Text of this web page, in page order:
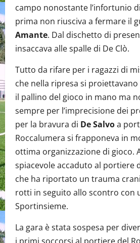
campo nonostante l’infortunio
prima non riusciva a fermare il
Amante. Dal dischetto di
insaccava alle spalle di De Clò.
Tutto da rifare per i ragazzi di
che nella ripresa si
il pallino del gioco in mano ma
sempre per l’imprecisione dei
per la bravura di De Salvoa
Roccalumera si frapponeva in
ottima organizzazione di gioco.
spiacevole accaduto al portiere
che ha riportato un trauma
rotti in seguito allo scontro con
Sportinsieme.
La gara è stata sospesa per